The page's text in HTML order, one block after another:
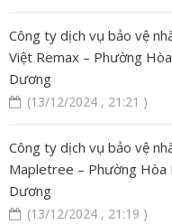
Công ty dịch vụ bảo vệ
Việt Remax – Phường
Dương
(13/12/2024 , 21:21 )
Công ty dịch vụ bảo vệ
Mapletree – Phường Hòa
Dương
(13/12/2024 , 21:19 )